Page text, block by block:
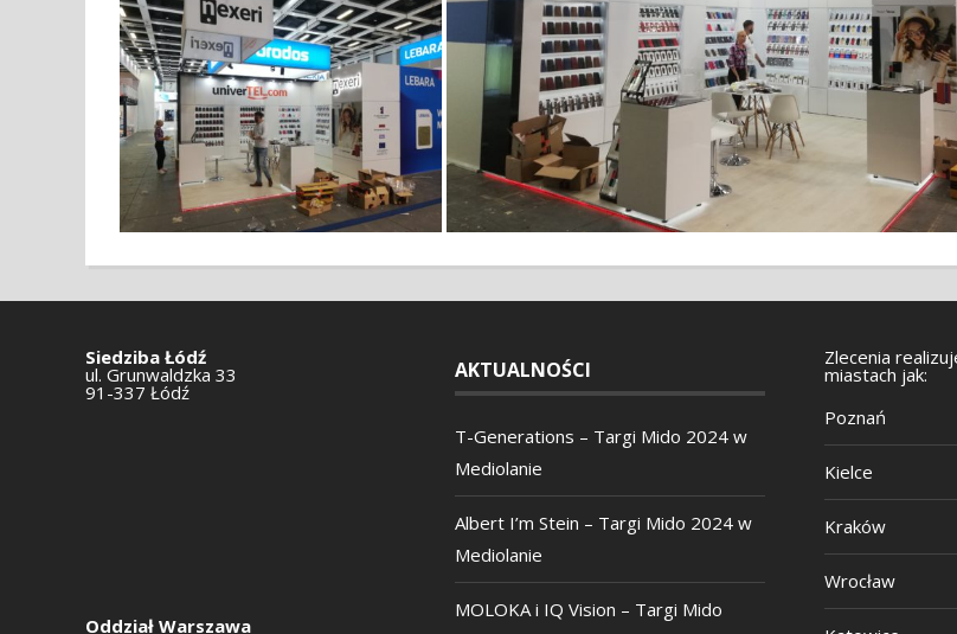
Siedziba Łódź
ul. Grunwaldzka 33
91-337 Łódź
Oddział Warszawa
AKTUALNOŚCI
T-Generations – Targi Mido 2024 w
Mediolanie
Albert I’m Stein – Targi Mido 2024 w
Mediolanie
MOLOKA i IQ Vision – Targi Mido
Zlecenia
miastach jak:
Poznań
Kielce
Kraków
Wrocław